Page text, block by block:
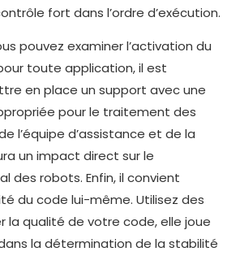
fort dans l’ordre d’exécution.
pouvez examiner l’activation du
toute application, il est
en place un support avec une
pour le traitement des
l’équipe d’assistance et de la
un impact direct sur le
des robots. Enfin, il convient
du code lui-même. Utilisez des
la qualité de votre code, elle joue
la détermination de la stabilité